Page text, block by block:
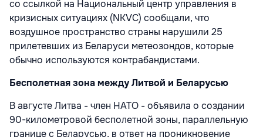
со ссылкой на Национальный центр управления в
кризисных ситуациях (NKVC) сообщали, что
воздушное пространство страны нарушили 25
прилетевших из Беларуси метеозондов, которые
обычно используются контрабандистами.
Бесполетная зона между Литвой и Беларусью
В августе Литва - член НАТО - объявила о создании
90-километровой бесполетной зоны, параллельную
границе c Беларусью, в ответ на проникновение